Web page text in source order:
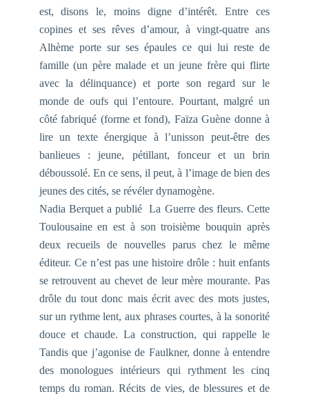
est, disons le, moins digne d’intérêt. Entre ces
copines et ses rêves d’amour, à vingt-quatre ans
Alhème porte sur ses épaules ce qui lui reste de
famille (un père malade et un jeune frère qui flirte
avec la délinquance) et porte son regard sur le
monde de oufs qui l’entoure. Pourtant, malgré un
côté fabriqué (forme et fond), Faïza Guène donne à
lire un texte énergique à l’unisson peut-être des
banlieues : jeune, pétillant, fonceur et un brin
déboussolé. En ce sens, il peut, à l’image de bien des
jeunes des cités, se révéler dynamogène.
Nadia Berquet a publiéLa Guerre des fleurs. Cette
Toulousaine en est à son troisième bouquin après
deux recueils de nouvelles parus chez le même
éditeur. Ce n’est pas une histoire drôle : huit enfants
se retrouvent au chevet de leur mère mourante. Pas
drôle du tout donc mais écrit avec des mots justes,
sur un rythme lent, aux phrases courtes, à la sonorité
douce et chaude. La construction, qui rappelle le
Tandis que j’agonise de Faulkner, donne à entendre
des monologues intérieurs qui rythment les cinq
temps du roman. Récits de vies, de blessures et de